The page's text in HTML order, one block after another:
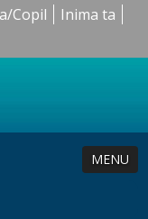
Copil
Inima ta
MENU